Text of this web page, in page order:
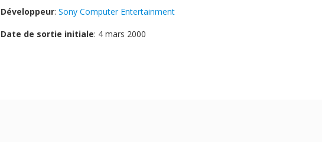
Développeur: Sony Computer Entertainment
Date de sortie initiale: 4 mars 2000